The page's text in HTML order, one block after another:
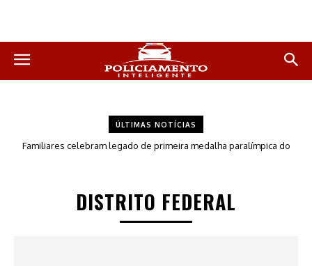
ÚLTIMAS NOTÍCIAS
TSE cria conselho para monitorar desinformação e IA nas eleições
DISTRITO FEDERAL